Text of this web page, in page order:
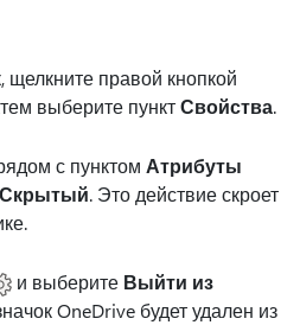
щелкните правой кнопкой
выберите пунктСвойства.
с пунктом Атрибуты
Скрытый. Это действие скроет
и выберите Выйти из
OneDrive будет удален из